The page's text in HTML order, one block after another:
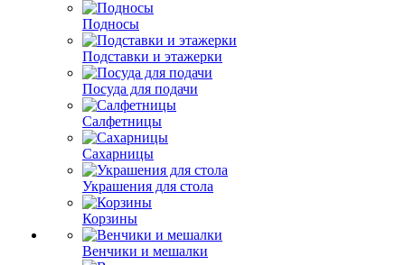
Подносы
Подставки и этажерки
Посуда для подачи
Салфетницы
Сахарницы
Украшения для стола
Корзины
Венчики и мешалки